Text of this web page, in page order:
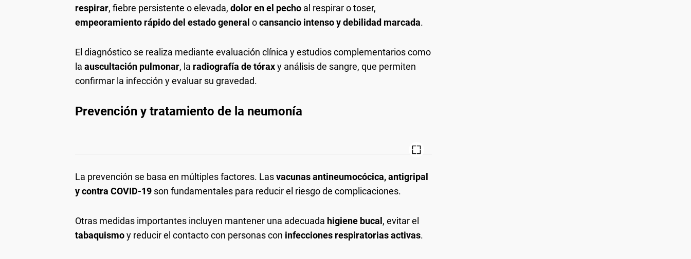
respirar, fiebre persistente o elevada, dolor en el pecho al respirar o toser,
empeoramiento rápido del estado general ocansancio intenso y debilidad marcada.
El diagnóstico se realiza mediante evaluación clínica y estudios complementarios como
la auscultación pulmonar, la radiografía de tóraxy análisis de sangre, que permiten
confirmar la infección y evaluar su gravedad.
Prevención y tratamiento de la neumonía
La prevención se basa en múltiples factores. Lasvacunas antineumocócica, antigripal
y contra COVID-19 son fundamentales para reducir el riesgo de complicaciones.
Otras medidas importantes incluyen mantener una adecuada higiene bucal , evitar el
tabaquismoy reducir el contacto con personas con infecciones respiratorias activas.